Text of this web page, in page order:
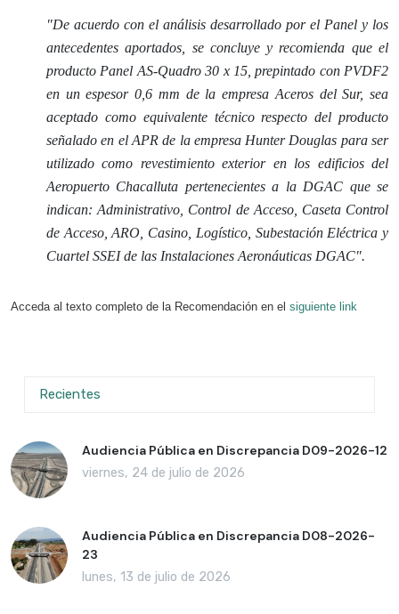
"De acuerdo con el análisis desarrollado por el Panel y los
antecedentes aportados, se concluye y recomienda que el
producto Panel AS-Quadro 30 x 15, prepintado con PVDF2
en un espesor 0,6 mm de la empresa Aceros del Sur, sea
aceptado como equivalente técnico respecto del producto
señalado en el APR de la empresa Hunter Douglas para ser
utilizado como revestimiento exterior en los edificios del
Aeropuerto Chacalluta pertenecientes a la DGAC que se
indican: Administrativo, Control de Acceso, Caseta Control
de Acceso, ARO, Casino, Logístico, Subestación Eléctrica y
Cuartel SSEI de las Instalaciones Aeronáuticas DGAC".
Acceda al texto completo de la Recomendación en el siguiente link
Recientes
Audiencia Pública en Discrepancia D09-2026-12
viernes, 24 de julio de 2026
Audiencia Pública en Discrepancia D08-2026-
23
lunes, 13 de julio de 2026